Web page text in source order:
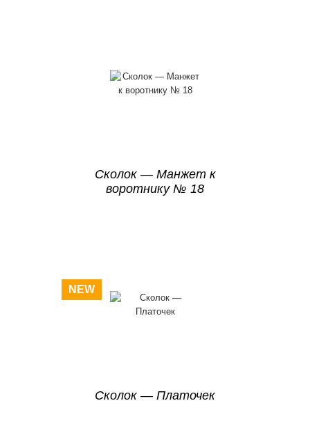
Сколок — Манжет к
воротнику № 18
NEW
Сколок — Платочек